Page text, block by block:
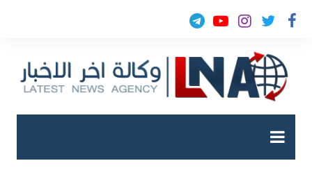
التجاوز